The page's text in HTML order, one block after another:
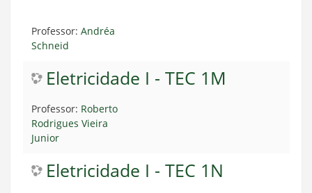
Professor: Andréa
Schneid
Eletricidade I - TEC 1M
Professor: Roberto
Rodrigues Vieira
Junior
Eletricidade I - TEC 1N